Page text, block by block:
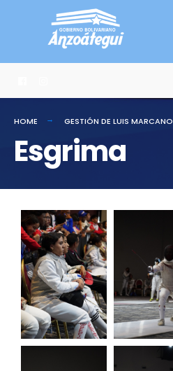
HOME GESTIÓN DE LUIS MARCANO
Esgrima